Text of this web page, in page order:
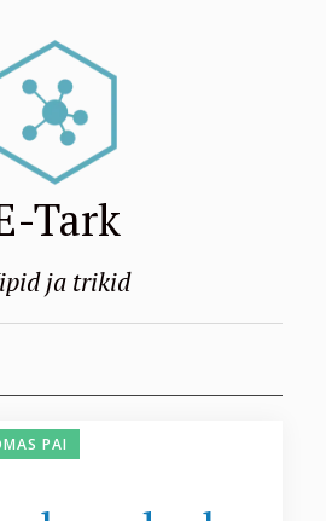
Tark
ja trikid
PAI